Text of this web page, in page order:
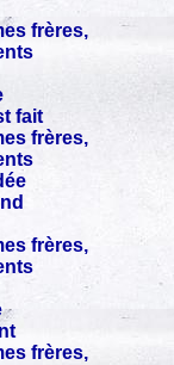
frères,
fait
frères,
frères,
frères,